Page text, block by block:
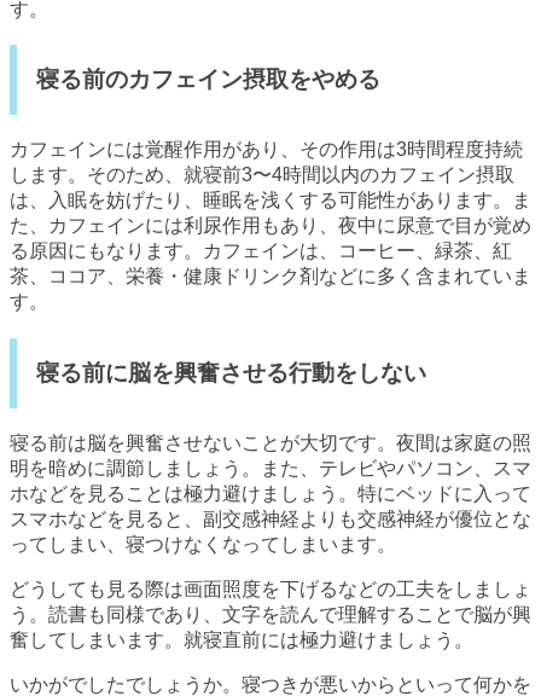
す。
寝る前のカフェイン摂取をやめる
カフェインには覚醒作用があり、その作用は3時間程度持続
します。そのため、就寝前3〜4時間以内のカフェイン摂取
は、入眠を妨げたり、睡眠を浅くする可能性があります。ま
た、カフェインには利尿作用もあり、夜中に尿意で目が覚め
る原因にもなります。カフェインは、コーヒー、緑茶、紅
茶、ココア、栄養・健康ドリンク剤などに多く含まれていま
す。
寝る前に脳を興奮させる行動をしない
寝る前は脳を興奮させないことが大切です。夜間は家庭の照
明を暗めに調節しましょう。また、テレビやパソコン、スマ
ホなどを見ることは極力避けましょう。特にベッドに入って
スマホなどを見ると、副交感神経よりも交感神経が優位とな
ってしまい、寝つけなくなってしまいます。
どうしても見る際は画面照度を下げるなどの工夫をしましょ
う。読書も同様であり、文字を読んで理解することで脳が興
奮してしまいます。就寝直前には極力避けましょう。
いかがでしたでしょうか。寝つきが悪いからといって何かを